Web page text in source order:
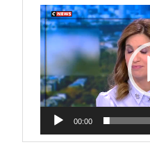
Lecteur
vidéo
00:00